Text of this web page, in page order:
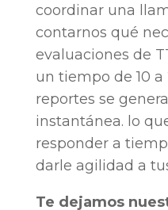
coordinar una
contarnos qué
evaluaciones de
un tiempo de 10
reportes se
instantánea. lo
responder a
darle agilidad a
Te dejamos